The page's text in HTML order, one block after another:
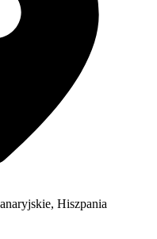
Hiszpania